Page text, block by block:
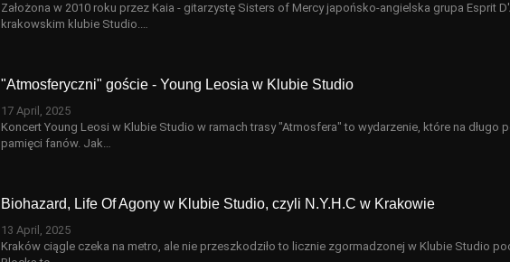
Założona w 2010 roku przez Kaia - gitarzystę Sisters of Mercy japońsko-angielska grupa Esprit
krakowskim klubie Studio.…
"Atmosferyczni" goście - Young Leosia w Klubie Studio
17 April, 2025
Koncert Young Leosi w Klubie Studio w ramach trasy "Atmosfera" to wydarzenie, które na długo
pamięci fanów. Jak…
Biohazard, Life Of Agony w Klubie Studio, czyli N.Y.H.C w Krakowie
13 April, 2025
Kraków ciągle czeka na metro, ale nie przeszkodziło to licznie zgormadzonej w Klubie Studio